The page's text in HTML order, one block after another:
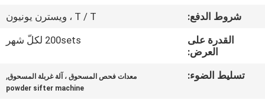
اتصل
أخبار
شروط الدفع:
T / T ، ويسترن يونيون
القدرة على
العرض:
200sets لكلّ شهر
تسليط الضوء: معدات فحص المسحوق ، آلة غربلة المسحوق,
powder sifter machine